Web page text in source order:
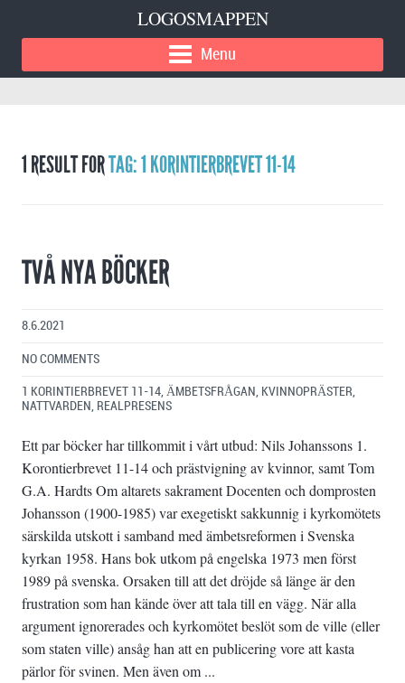
LOGOSMAPPEN
Menu
1 RESULT FORTAG: 1 KORINTIERBREVET 11-14
TVÅ NYA BÖCKER
8.6.2021
NO COMMENTS
1 KORINTIERBREVET 11-14, ÄMBETSFRÅGAN, KVINNOPRÄSTER,
NATTVARDEN, REALPRESENS
Ett par böcker har tillkommit i vårt utbud: Nils Johanssons 1.
Korontierbrevet 11-14 och prästvigning av kvinnor, samt Tom
G.A. Hardts Om altarets sakrament Docenten och domprosten
Johansson (1900-1985) var exegetiskt sakkunnig i kyrkomötets
särskilda utskott i samband med ämbetsreformen i Svenska
kyrkan 1958. Hans bok utkom på engelska 1973 men först
1989 på svenska. Orsaken till att det dröjde så länge är den
frustration som han kände över att tala till en vägg. När alla
argument ignorerades och kyrkomötet beslöt som de ville (eller
som staten ville) ansåg han att en publicering vore att kasta
pärlor för svinen. Men även om ...